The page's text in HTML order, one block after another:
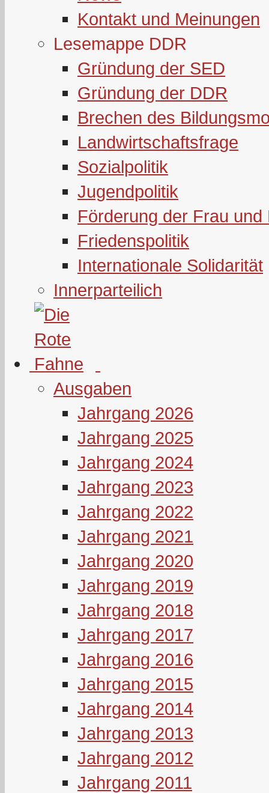
Kontakt und Meinungen
Lesemappe DDR
Gründung der SED
Gründung der DDR
Brechen des
Landwirtschaftsfrage
Sozialpolitik
Jugendpolitik
Förderung der Frau und
Friedenspolitik
Internationale Solidarität
Innerparteilich
Ausgaben
Jahrgang 2026
Jahrgang 2025
Jahrgang 2024
Jahrgang 2023
Jahrgang 2022
Jahrgang 2021
Jahrgang 2020
Jahrgang 2019
Jahrgang 2018
Jahrgang 2017
Jahrgang 2016
Jahrgang 2015
Jahrgang 2014
Jahrgang 2013
Jahrgang 2012
Jahrgang 2011